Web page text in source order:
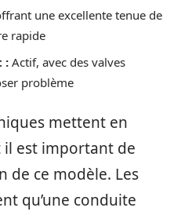
une excellente tenue de
rapide
:Actif, avec des valves
problème
mettent en
est important de
de ce modèle. Les
qu’une conduite